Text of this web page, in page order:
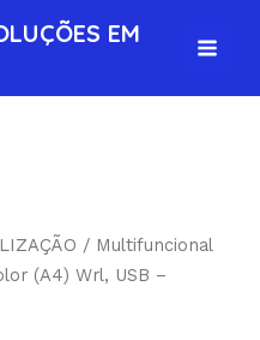
EM
/ Multifuncional
(A4) Wrl, USB –